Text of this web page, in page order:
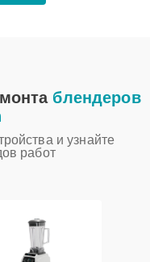
блендеров
и узнайте
работ